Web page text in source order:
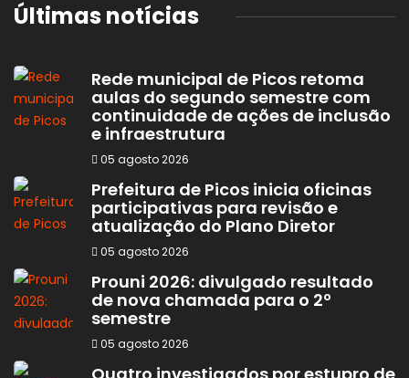
Últimas notícias
Rede municipal de Picos retoma
aulas do segundo semestre com
continuidade de ações de inclusão
e infraestrutura
05 agosto 2026
Prefeitura de Picos inicia oficinas
participativas para revisão e
atualização do Plano Diretor
05 agosto 2026
Prouni 2026: divulgado resultado
de nova chamada para o 2º
semestre
05 agosto 2026